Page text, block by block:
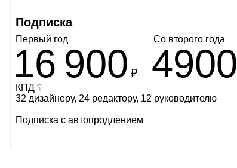
Подписка
Первый год
16 900 ₽
Со второго года
4900
КПД❔
32 дизайнеру, 24 редактору, 12 руководителю
Подписка с автопродлением